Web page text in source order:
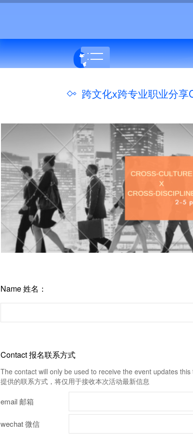
跨文化x跨专业职业分
Name 姓名：
Contact 报名联系方式
The contact will only be used to receive the event updates this
提供的联系方式，将仅用于接收本次活动最新信息
email 邮箱
wechat 微信